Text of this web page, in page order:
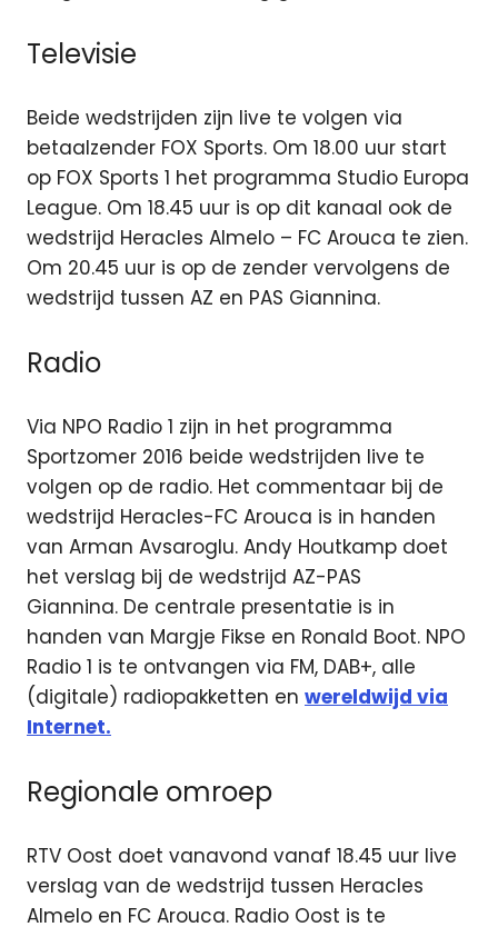
Televisie
Beide wedstrijden zijn live te volgen via
betaalzender FOX Sports. Om 18.00 uur start
op FOX Sports 1 het programma Studio Europa
League. Om 18.45 uur is op dit kanaal ook de
wedstrijd Heracles Almelo – FC Arouca te zien.
Om 20.45 uur is op de zender vervolgens de
wedstrijd tussen AZ en PAS Giannina.
Radio
Via NPO Radio 1 zijn in het programma
Sportzomer 2016 beide wedstrijden live te
volgen op de radio. Het commentaar bij de
wedstrijd Heracles-FC Arouca is in handen
van Arman Avsaroglu. Andy Houtkamp doet
het verslag bij de wedstrijd AZ-PAS
Giannina. De centrale presentatie is in
handen van Margje Fikse en Ronald Boot. NPO
Radio 1 is te ontvangen via FM, DAB+, alle
(digitale) radiopakketten en wereldwijd via
Internet.
Regionale omroep
RTV Oost doet vanavond vanaf 18.45 uur live
verslag van de wedstrijd tussen Heracles
Almelo en FC Arouca. Radio Oost is te